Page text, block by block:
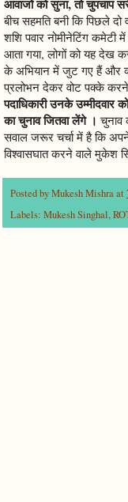
आवाजों को सुना, तो चुपचाप
बीच सहमति बनी कि पिछले
शशि पवार नोमीनेटिंग
आता गया, लोगों को यह देख
के अभियान में जुट गए हैं और
प्रलोभन देकर वोट पक्के
पदाधिकारी उनके
का चुनाव जितवा लेंगे । चुनाव
सवाल जरूर चर्चा में है कि
विश्वासघात करने वाले मुकेश
Posted byMukesh Mishraat
Labels: Mukesh Singhal,